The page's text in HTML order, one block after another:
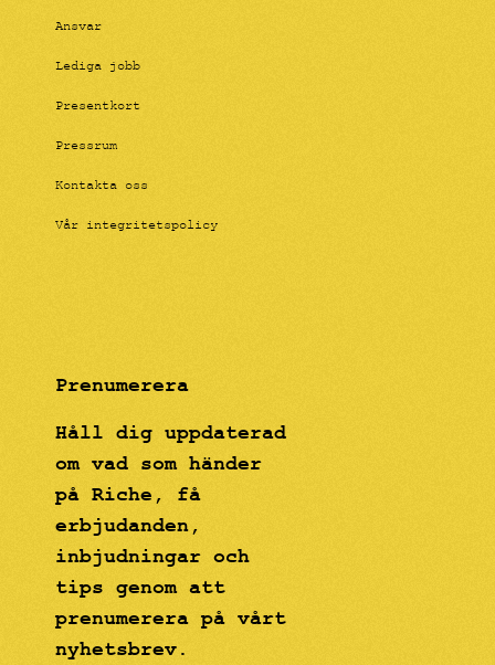
Ansvar
Lediga jobb
Presentkort
Pressrum
Kontakta oss
Vår integritetspolicy
Prenumerera
Håll dig uppdaterad
om vad som händer
på Riche, få
erbjudanden,
inbjudningar och
tips genom att
prenumerera på vårt
nyhetsbrev.